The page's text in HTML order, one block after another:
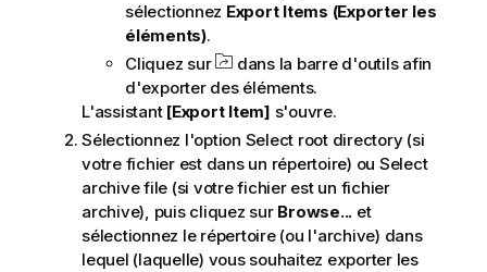
sélectionnez Export Items (Exporter les
éléments).
Cliquez sur
dans la barre d'outils afin
d'exporter des éléments.
L'assistant [Export Item] s'ouvre.
Sélectionnez l'option Select root directory (si
votre fichier est dans un répertoire) ou Select
archive file (si votre fichier est un fichier
archive), puis cliquez sur Browse... et
sélectionnez le répertoire (ou l'archive) dans
lequel (laquelle) vous souhaitez exporter les